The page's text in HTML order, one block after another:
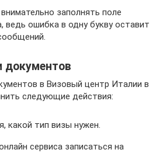
заполнять поле
ведь ошибка в одну букву оставит
документов
в Визовый центр Италии в
следующие действия:
какой тип визы нужен.
сервиса записаться на